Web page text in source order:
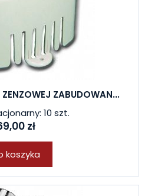
ZABUDOWAN...
10 szt.
zł
koszyka